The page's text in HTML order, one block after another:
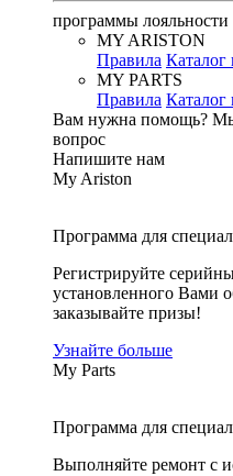
программы лояльности
MY ARISTON
Правила Каталог
MY PARTS
Правила Каталог
Вам нужна помощь?
вопрос
Напишите нам
My Ariston
Программа для
Регистрируйте
установленного Вами
заказывайте призы!
Узнайте больше
My Parts
Программа для
Выполняйте ремонт с